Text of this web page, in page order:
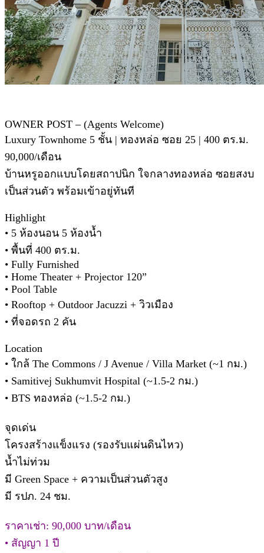
OWNER POST – (Agents Welcome)
Luxury Townhome 5 ชั้น | ทองหล่อ ซอย 25 | 400 ตร.ม.
90,000/เดือน
บ้านหรูออกแบบโดยสถาปนิก ใจกลางทองหล่อ ซอยสงบ
เป็นส่วนตัว พร้อมเข้าอยู่ทันที
Highlight
• 5 ห้องนอน 5 ห้องน้ำ
• พื้นที่ 400 ตร.ม.
• Fully Furnished
• Home Theater + Projector 120”
• Pool Table
• Rooftop + Outdoor Jacuzzi + วิวเมือง
• ที่จอดรถ 2 คัน
Location
• ใกล้ The Commons / J Avenue / Villa Market (~1 กม.)
• Samitivej Sukhumvit Hospital (~1.5-2 กม.)
• BTS ทองหล่อ (~1.5-2 กม.)
จุดเด่น
โครงสร้างแข็งแรง (รองรับแผ่นดินไหว)
น้ำไม่ท่วม
มี Green Space + ความเป็นส่วนตัวสูง
มี รปภ. 24 ชม.
ราคาเช่า: 90,000 บาท/เดือน
• สัญญา 1 ปี